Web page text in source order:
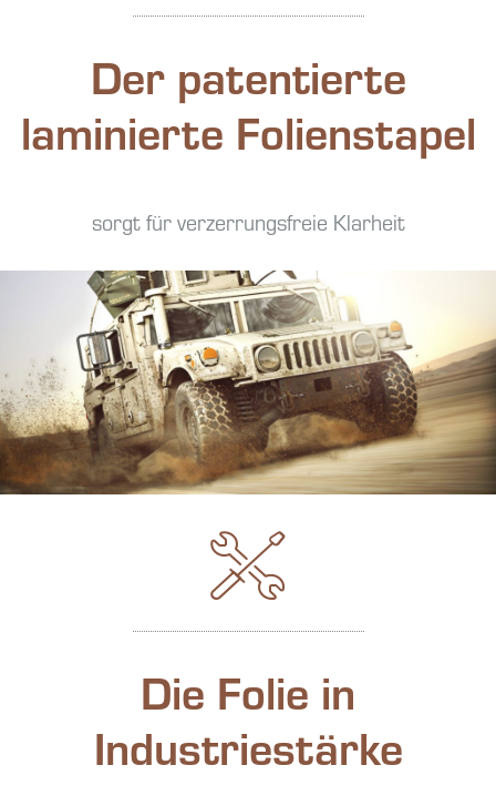
Der patentierte
laminierte Folienstapel
sorgt für verzerrungsfreie Klarheit
Die Folie in
Industriestärke